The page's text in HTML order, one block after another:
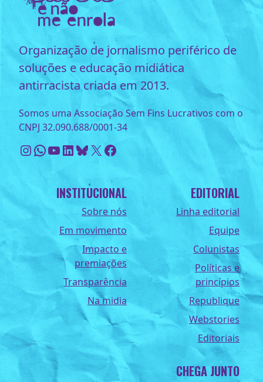
Organização de jornalismo periférico de
soluções e educação midiática
antirracista criada em 2013.
Somos uma Associação Sem Fins Lucrativos com o
CNPJ 32.090.688/0001-34
Instagram
WhatsApp
Youtube
LinkedIn
Bluesky
X Facebook
INSTITUCIONAL
Sobre nós
Em movimento
Impacto e
premiações
Transparência
Na midia
EDITORIAL
Linha editorial
Equipe
Colunistas
Políticas e
princípios
Republique
Webstories
Editoriais
CHEGA JUNTO